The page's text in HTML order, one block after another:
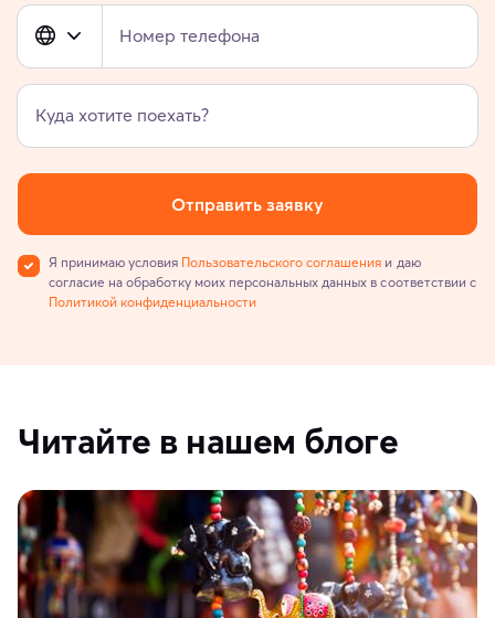
Номер телефона
Куда хотите поехать?
Отправить заявку
Я принимаю условия Пользовательского соглашения и даю
согласие на обработку моих персональных данных в соответствии с
Политикой конфиденциальности
Читайте в нашем блоге